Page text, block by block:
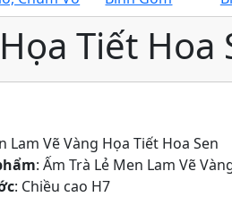
Tiết Hoa
Lam Vẽ Vàng Họa Tiết Hoa Sen
: Ấm Trà Lẻ Men Lam Vẽ
: Chiều cao H7